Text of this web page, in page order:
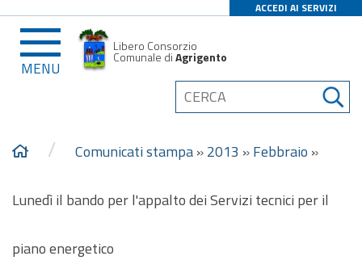
ACCEDI AI SERVIZI
MENU
Libero Consorzio
Comunale diAgrigento
/ Comunicati stampa»2013 »Febbraio »
Lunedì il bando per l'appalto dei Servizi tecnici per il
piano energetico